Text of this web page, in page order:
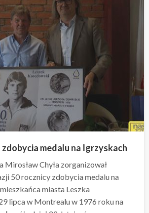
medalu na Igrzyskach
Mirosław Chyła zorganizował
50 rocznicy zdobycia medalu na
miasta Leszka
lipca w Montrealu w 1976 roku na